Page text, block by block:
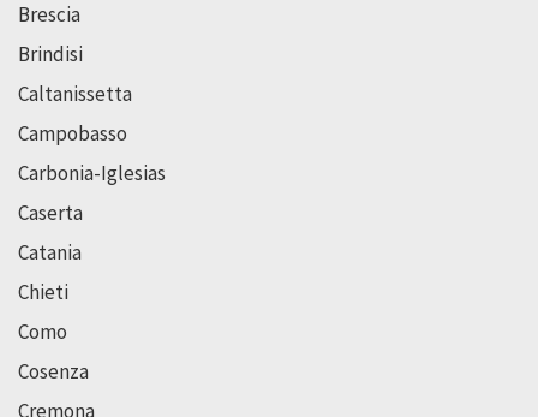
Brescia
Brindisi
Caltanissetta
Campobasso
Carbonia-Iglesias
Caserta
Catania
Chieti
Como
Cosenza
Cremona